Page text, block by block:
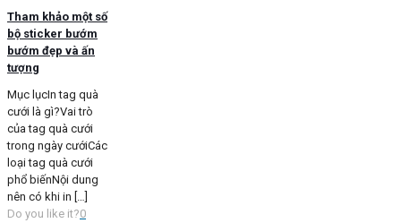
Tham khảo một số
bộ sticker bướm
bướm đẹp và ấn
tượng
Mục lụcIn tag quà
cưới là gì?Vai trò
của tag quà cưới
trong ngày cướiCác
loại tag quà cưới
phổ biếnNội dung
nên có khi in […]
Do you like it?0